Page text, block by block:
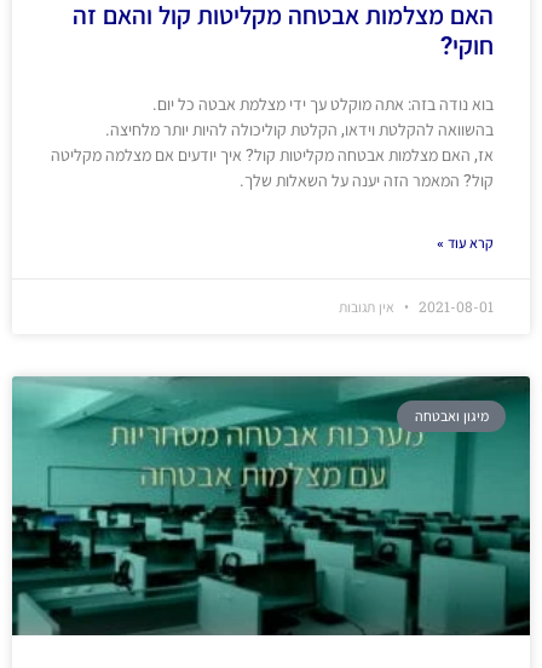
האם מצלמות אבטחה מקליטות קול והאם זה
חוקי?
בוא נודה בזה: אתה מוקלט עך ידי מצלמת אבטה כל יום.
בהשוואה להקלטת וידאו, הקלטת קוליכולה להיות יותר מלחיצה.
אז, האם מצלמות אבטחה מקליטות קול? איך יודעים אם מצלמה מקליטה
קול? המאמר הזה יענה על השאלות שלך.
קרא עוד »
2021-08-01 אין תגובות
מיגון ואבטחה